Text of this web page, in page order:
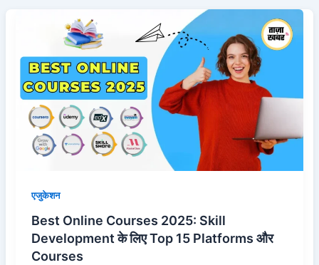
एजुकेशन
Best Online Courses 2025: Skill
Development के लिए Top 15 Platforms और
Courses
Courses
2025:
Skill
Development
के
लिए
Top
Platforms
और
Courses